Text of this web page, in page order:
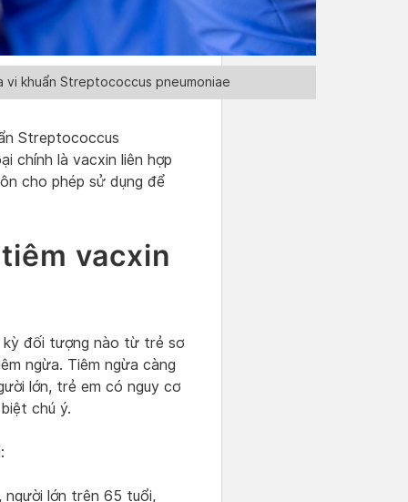
vi khuẩn Streptococcus pneumoniae
Streptococcus
chính là vacxin liên hợp
cho phép sử dụng để
vacxin
kỳ đối tượng nào từ trẻ sơ
ngừa. Tiêm ngừa càng
lớn, trẻ em có nguy cơ
chú ý.
người lớn trên 65 tuổi,